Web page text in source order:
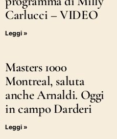
Carlucci – VIDEO
Leggi »
Masters 1000
Montreal, saluta
anche Arnaldi. Oggi
in campo Darderi
Leggi »